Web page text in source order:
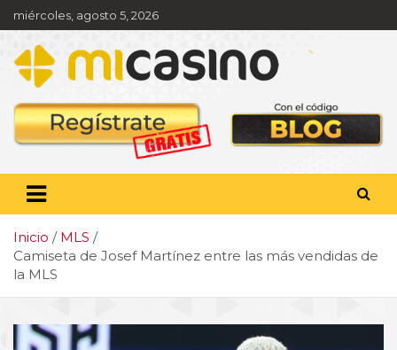
Saltar
al
contenido
miércoles, agosto 5, 2026
Pronóstico deportivo,
apuestas y actualidad
deportiva
Inicio
MLS
Camiseta de Josef Martínez entre las más vendidas de
la MLS